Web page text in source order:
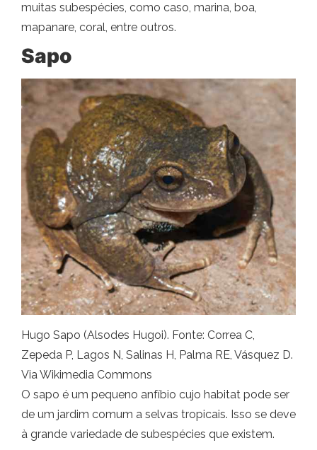
muitas subespécies, como caso, marina, boa,
mapanare, coral, entre outros.
Sapo
Hugo Sapo (Alsodes Hugoi). Fonte: Correa C,
Zepeda P, Lagos N, Salinas H, Palma RE, Vásquez D.
Via Wikimedia Commons
O sapo é um pequeno anfíbio cujo habitat pode ser
de um jardim comum a selvas tropicais. Isso se deve
à grande variedade de subespécies que existem.